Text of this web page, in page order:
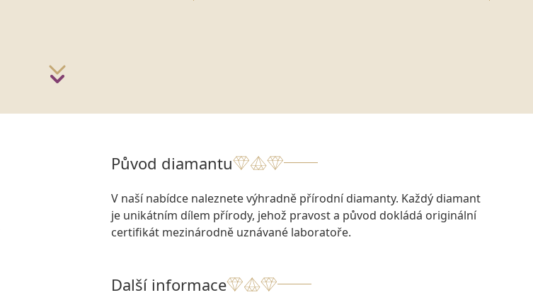
Původ diamantu
V naší nabídce naleznete výhradně přírodní diamanty. Každý diamant
je unikátním dílem přírody, jehož pravost a původ dokládá originální
certifikát mezinárodně uznávané laboratoře.
Další informace